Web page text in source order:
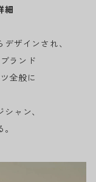
細
ザインされ、
ランド
全般に
ャン、